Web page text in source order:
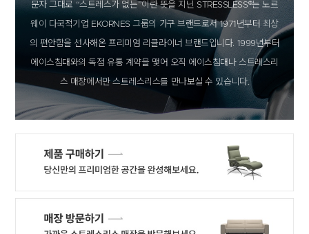
문자 그대로 “스트레스가 없는”이란 뜻을 지닌 STRESSLESS®는 노르
웨이 다국적기업 EKORNES 그룹의 가구 브랜드로서 1971년부터 최상
의 편안함을 선사해온 프리미엄 리클라이너 브랜드입니다. 1999년부터
에이스침대와의 독점 유통 계약을 맺어 오직 에이스침대나 스트레스리
스 매장에서만 스트레스리스를 만나보실 수 있습니다.